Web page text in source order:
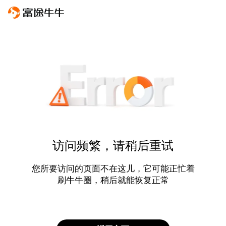
访问频繁，请稍后重试
您所要访问的页面不在这儿，它可能正忙着
刷牛牛圈，稍后就能恢复正常